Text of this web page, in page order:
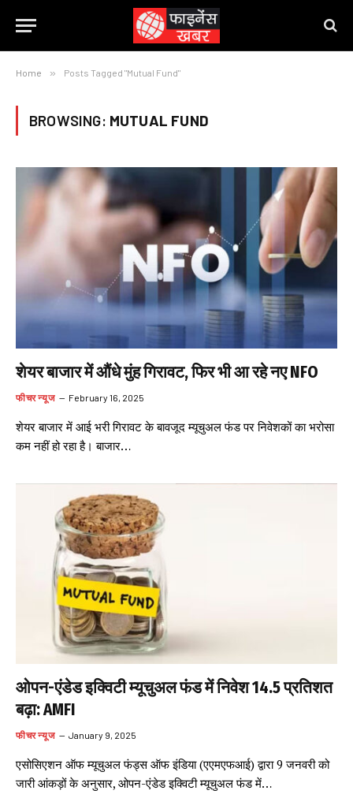
Home » Posts Tagged "Mutual Fund"
BROWSING: MUTUAL FUND
शेयर बाजार में औंधे मुंह गिरावट, फिर भी आ रहे नए NFO
फीचर न्यूज February 16, 2025
शेयर बाजार में आई भरी गिरावट के बावजूद म्यूचुअल फंड पर निवेशकों का भरोसा
कम नहीं हो रहा है। बाजार…
ओपन-एंडेड इक्विटी म्यूचुअल फंड में निवेश 14.5 प्रतिशत
बढ़ा: AMFI
फीचर न्यूज January 9, 2025
एसोसिएशन ऑफ म्यूचुअल फंड्स ऑफ इंडिया (एएमएफआई) द्वारा 9 जनवरी को
जारी आंकड़ों के अनुसार, ओपन-एंडेड इक्विटी म्यूचुअल फंड में…